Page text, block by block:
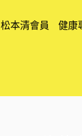
松本清會員 健康